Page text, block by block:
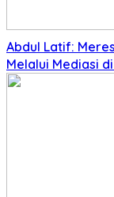
Abdul Latif:
Melalui Mediasi